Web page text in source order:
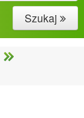
Szukaj